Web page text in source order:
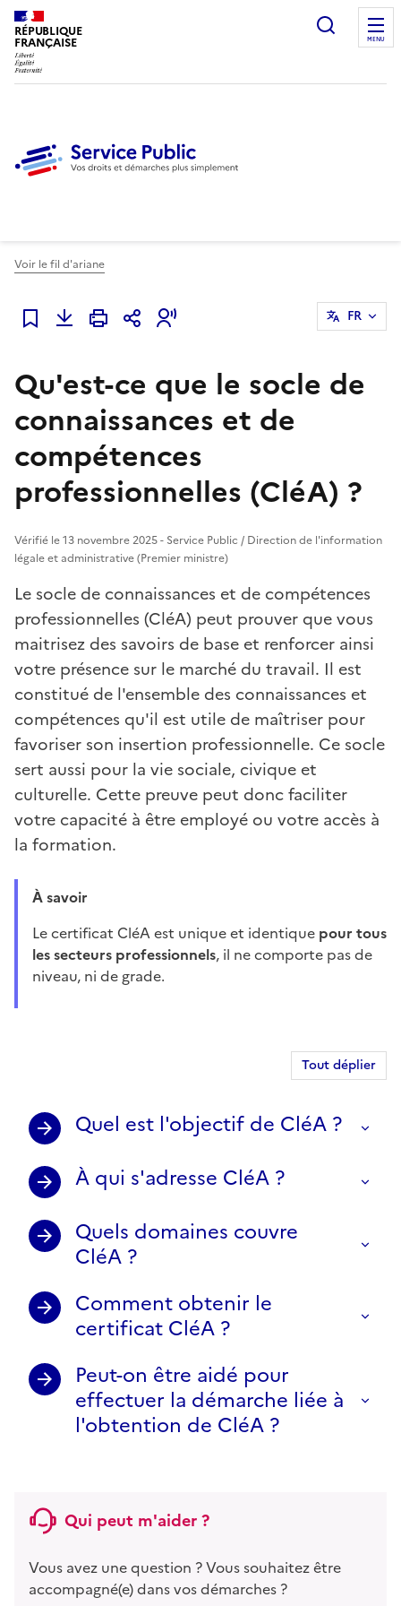
RÉPUBLIQUE
FRANÇAISE
Ouvrir
MENU
Voir le fil d'ariane
Ajouter à mes favoris
FR
Qu'est-ce que le socle de
connaissances et de
compétences
professionnelles (CléA) ?
Vérifié le 13 novembre 2025 - Service Public / Direction de l'information
légale et administrative (Premier ministre)
Le socle de connaissances et de compétences
professionnelles (CléA) peut prouver que vous
maitrisez des savoirs de base et renforcer ainsi
votre présence sur le marché du travail. Il est
constitué de l'ensemble des connaissances et
compétences qu'il est utile de maîtriser pour
favoriser son insertion professionnelle. Ce socle
sert aussi pour la vie sociale, civique et
culturelle. Cette preuve peut donc faciliter
votre capacité à être employé ou votre accès à
la formation.
À savoir
Le certificat CléA est unique et identique pour tous
les secteurs professionnels, il ne comporte pas de
niveau, ni de grade.
Tout déplier
Quel est l'objectif de CléA ?
À qui s'adresse CléA ?
Quels domaines couvre
CléA ?
Comment obtenir le
certificat CléA ?
Peut-on être aidé pour
effectuer la démarche liée à
l'obtention de CléA ?
Qui peut m'aider ?
Vous avez une question ? Vous souhaitez être
accompagné(e) dans vos démarches ?